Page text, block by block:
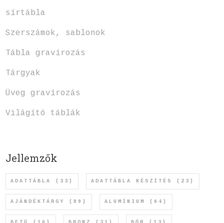
sírtábla
Szerszámok, sablonok
Tábla gravírozás
Tárgyak
Üveg gravírozás
Világító táblák
Jellemzők
ADATTÁBLA (33) ADATTÁBLA KÉSZÍTÉS (23)
AJÁNDÉKTÁRGY (89) ALUMÍNIUM (64)